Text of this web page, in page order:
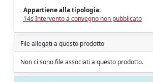
Appartiene alla tipologia:
14s Intervento a convegno non pubblicato
File allegati a questo prodotto
Non ci sono file associati a questo prodotto.